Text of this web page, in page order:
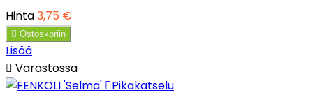
Hinta3,75 €
 Ostoskoriin
Lisää
 Varastossa
Pikakatselu